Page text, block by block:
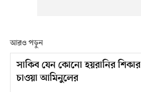
আরও পড়ুন
সাকিব যেন কোনো হয়রানির
চাওয়া আমিনুলের